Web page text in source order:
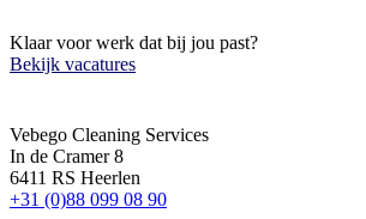
Klaar voor werk dat bij jou past?
Bekijk vacatures
Vebego Cleaning Services
In de Cramer 8
6411 RS Heerlen
+31 (0)88 099 08 90